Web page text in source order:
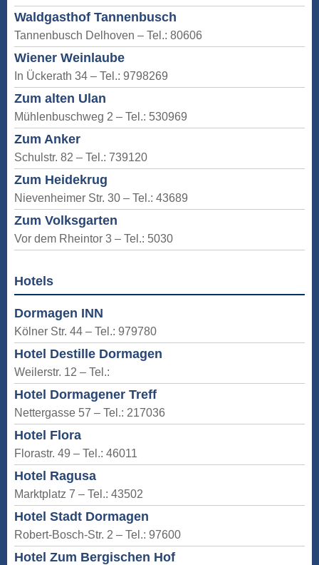
Waldgasthof Tannenbusch
Tannenbusch Delhoven – Tel.: 80606
Wiener Weinlaube
In Ückerath 34 – Tel.: 9798269
Zum alten Ulan
Mühlenbuschweg 2 – Tel.: 530969
Zum Anker
Schulstr. 82 – Tel.: 739120
Zum Heidekrug
Nievenheimer Str. 30 – Tel.: 43689
Zum Volksgarten
Vor dem Rheintor 3 – Tel.: 5030
Hotels
Dormagen INN
Kölner Str. 44 – Tel.: 979780
Hotel Destille Dormagen
Weilerstr. 12 – Tel.:
Hotel Dormagener Treff
Nettergasse 57 – Tel.: 217036
Hotel Flora
Florastr. 49 – Tel.: 46011
Hotel Ragusa
Marktplatz 7 – Tel.: 43502
Hotel Stadt Dormagen
Robert-Bosch-Str. 2 – Tel.: 97600
Hotel Zum Bergischen Hof